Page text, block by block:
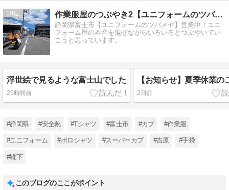
10 作業服屋のつぶやき2【ユニフォームのツバメヤ】
静岡県富士市【ユニフォームのツバメヤ】営業中！ユニ
フォーム屋の本音を混ぜながらいろいろとつぶやいてい
こうと思っています。
浮世絵で見るような富士山でした
26時間前
【お知らせ】夏季休業の
2日前
#静岡県 #安全靴 #Tシャツ #富士市 #カブ #作業服
#ユニフォーム #ポロシャツ #スーパーカブ #吉原 #手袋
#靴下
このブログのここがポイント